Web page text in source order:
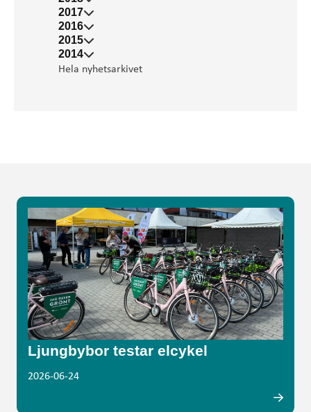
2017
2016
2015
2014
Hela nyhetsarkivet
Ljungbybor testar elcykel
2026-06-24